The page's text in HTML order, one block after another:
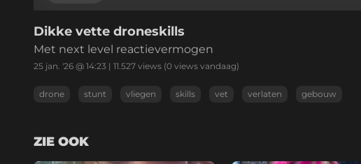
Link kopiëren
Dikke vette droneskills
Met next level reactievermogen
25 jan. '26 @ 14:23 | 11.527 views (0 views vandaag)
drone stunt vliegen skills vet verlaten gebouw
ZIE OOK